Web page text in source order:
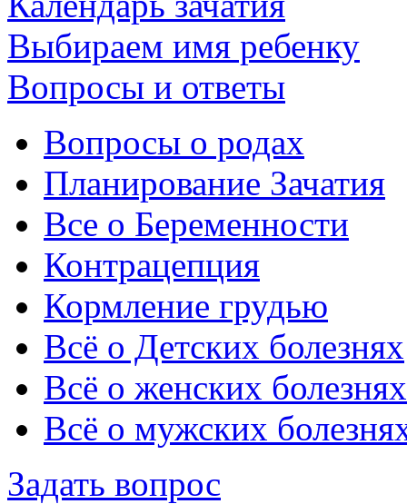
Выбираем имя ребенку
Вопросы и ответы
Вопросы о родах
Планирование Зачатия
Все о Беременности
Контрацепция
Кормление грудью
Всё о Детских болезнях
Всё о женских болезнях
Всё о мужских
Задать вопрос